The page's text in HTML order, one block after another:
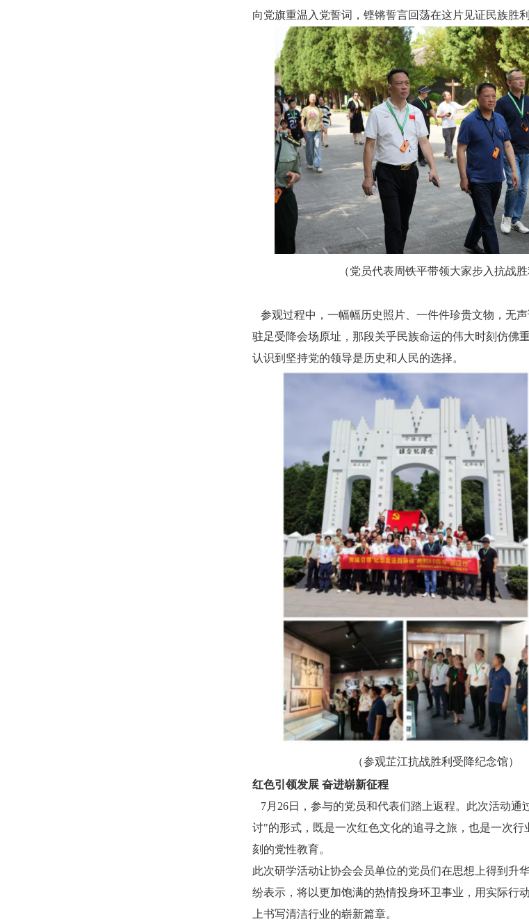
向党旗重温入党誓词，铿锵誓言回荡在这片见证民族胜利
（党员代表周铁平带领大家步入抗战胜
参观过程中，一幅幅历史照片、一件件珍贵文物，无声
驻足受降会场原址，那段关乎民族命运的伟大时刻仿佛
认识到坚持党的领导是历史和人民的选择。
（参观芷江抗战胜利受降纪念馆）
红色引领发展 奋进崭新征程
7月26日，参与的党员和代表们踏上返程。此次活动通
讨"的形式，既是一次红色文化的追寻之旅，也是一次行
刻的党性教育。
此次研学活动让协会会员单位的党员们在思想上得到升
纷表示，将以更加饱满的热情投身环卫事业，用实际行
上书写清洁行业的崭新篇章。